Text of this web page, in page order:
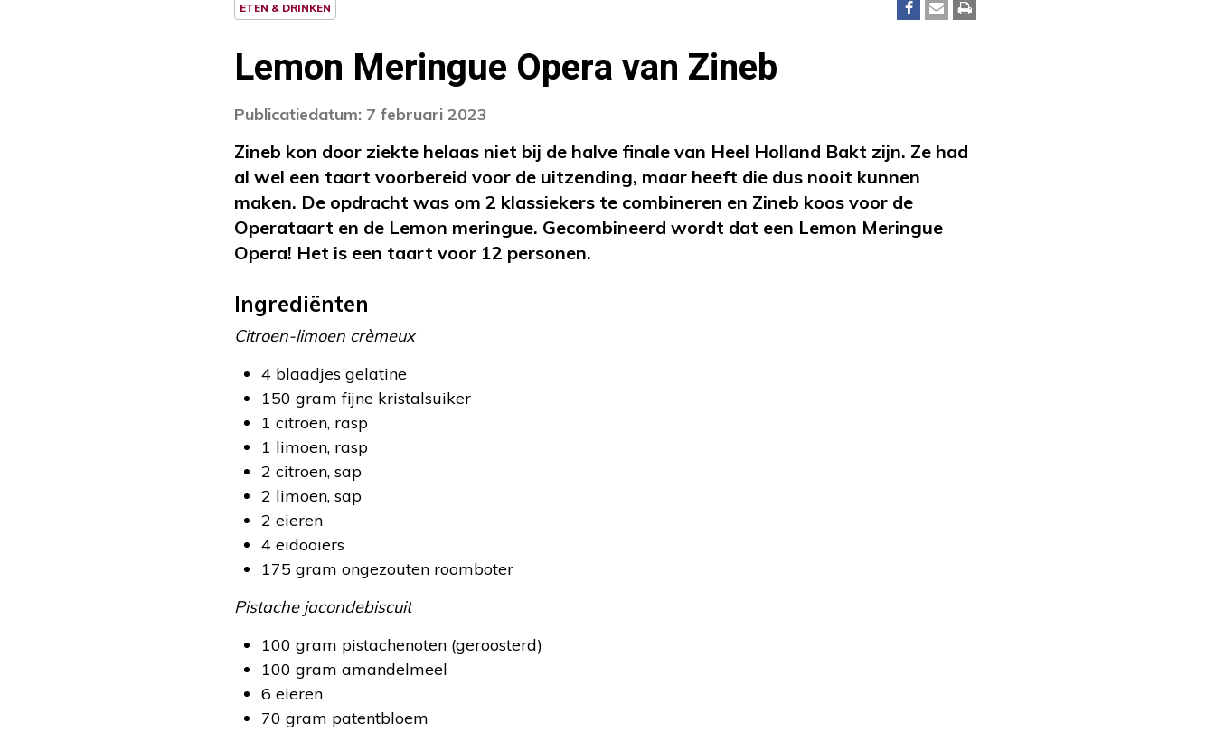
ETEN & DRINKEN
Lemon Meringue Opera van Zineb
Publicatiedatum: 7 februari 2023
Zineb kon door ziekte helaas niet bij de halve finale van Heel Holland Bakt zijn. Ze had
al wel een taart voorbereid voor de uitzending, maar heeft die dus nooit kunnen
maken. De opdracht was om 2 klassiekers te combineren en Zineb koos voor de
Operataart en de Lemon meringue. Gecombineerd wordt dat een Lemon Meringue
Opera! Het is een taart voor 12 personen.
Ingrediënten
Citroen-limoen crèmeux
4 blaadjes gelatine
150 gram fijne kristalsuiker
1 citroen, rasp
1 limoen, rasp
2 citroen, sap
2 limoen, sap
2 eieren
4 eidooiers
175 gram ongezouten roomboter
Pistache jacondebiscuit
100 gram pistachenoten (geroosterd)
100 gram amandelmeel
6 eieren
70 gram patentbloem